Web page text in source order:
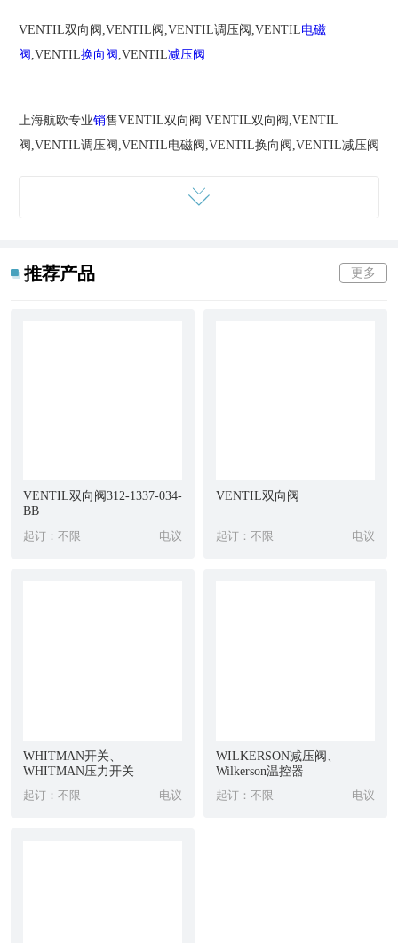
VENTIL双向阀,VENTIL阀,VENTIL调压阀,VENTIL电磁
阀 ,VENTIL换向阀 ,VENTIL减压阀
上海航欧专业销售VENTIL双向阀 VENTIL双向阀,VENTIL
阀,VENTIL调压阀,VENTIL电磁阀,VENTIL换向阀,VENTIL减压阀
上海航欧机电设备有限公司专业从事进口机电设备,
我们热忱地希望尽我们的努力,力争优惠的产品价格,供货周期以及
AUS-EX198-DMAGNET
推荐产品 更多
VENTIL双向阀312-1337-034-
BB
起订：不限 电议
VENTIL双向阀
起订：不限 电议
WHITMAN开关、
WHITMAN压力开关
起订：不限 电议
WILKERSON减压阀、
Wilkerson温控器
起订：不限 电议